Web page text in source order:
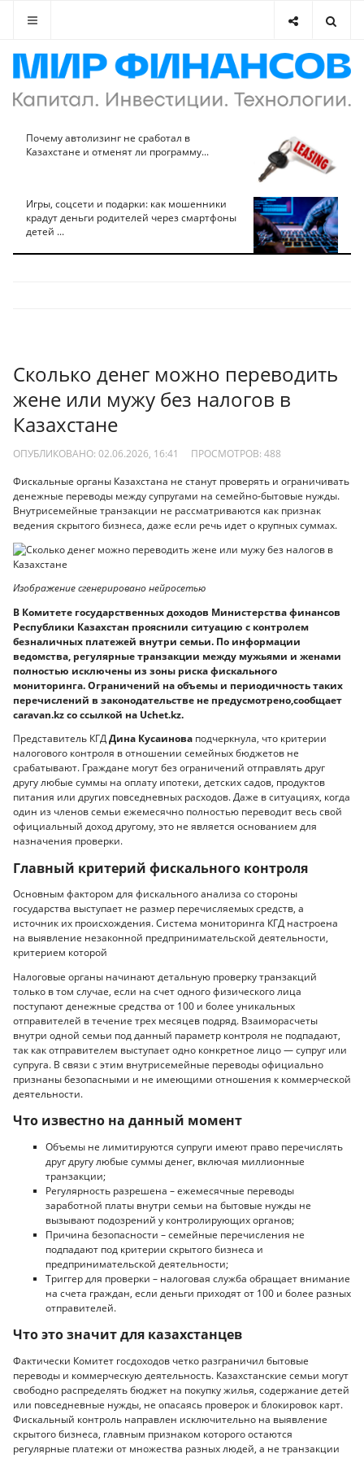
Почему автолизинг не сработал в
Казахстане и отменят ли программу...
Игры, соцсети и подарки: как мошенники
крадут деньги родителей через смартфоны
детей ...
Сколько денег можно переводить
жене или мужу без налогов в
Казахстане
ОПУБЛИКОВАНО: 02.06.2026, 16:41 ПРОСМОТРОВ: 488
Фискальные органы Казахстана не станут проверять и ограничивать
денежные переводы между супругами на семейно-бытовые нужды.
Внутрисемейные транзакции не рассматриваются как признак
ведения скрытого бизнеса, даже если речь идет о крупных суммах.
Изображение сгенерировано нейросетью
В Комитете государственных доходов Министерства финансов
Республики Казахстан прояснили ситуацию с контролем
безналичных платежей внутри семьи. По информации
ведомства, регулярные транзакции между мужьями и женами
полностью исключены из зоны риска фискального
мониторинга. Ограничений на объемы и периодичность таких
перечислений в законодательстве не предусмотрено,сообщает
сaravan.kz со ссылкой на Uchet.kz.
Представитель КГДДина Кусаинова подчеркнула, что критерии
налогового контроля в отношении семейных бюджетов не
срабатывают. Граждане могут без ограничений отправлять друг
другу любые суммы на оплату ипотеки, детских садов, продуктов
питания или других повседневных расходов. Даже в ситуациях, когда
один из членов семьи ежемесячно полностью переводит весь свой
официальный доход другому, это не является основанием для
назначения проверки.
Главный критерий фискального контроля
Основным фактором для фискального анализа со стороны
государства выступает не размер перечисляемых средств, а
источник их происхождения. Система мониторинга КГД настроена
на выявление незаконной предпринимательской деятельности,
критерием которой
Налоговые органы начинают детальную проверку транзакций
только в том случае, если на счет одного физического лица
поступают денежные средства от 100 и более уникальных
отправителей в течение трех месяцев подряд. Взаиморасчеты
внутри одной семьи под данный параметр контроля не подпадают,
так как отправителем выступает одно конкретное лицо — супруг или
супруга. В связи с этим внутрисемейные переводы официально
признаны безопасными и не имеющими отношения к коммерческой
деятельности.
Что известно на данный момент
Объемы не лимитируются супруги имеют право перечислять
друг другу любые суммы денег, включая миллионные
транзакции;
Регулярность разрешена – ежемесячные переводы
заработной платы внутри семьи на бытовые нужды не
вызывают подозрений у контролирующих органов;
Причина безопасности – семейные перечисления не
подпадают под критерии скрытого бизнеса и
предпринимательской деятельности;
Триггер для проверки – налоговая служба обращает внимание
на счета граждан, если деньги приходят от 100 и более разных
отправителей.
Что это значит для казахстанцев
Фактически Комитет госдоходов четко разграничил бытовые
переводы и коммерческую деятельность. Казахстанские семьи могут
свободно распределять бюджет на покупку жилья, содержание детей
или повседневные нужды, не опасаясь проверок и блокировок карт.
Фискальный контроль направлен исключительно на выявление
скрытого бизнеса, главным признаком которого остаются
регулярные платежи от множества разных людей, а не транзакции